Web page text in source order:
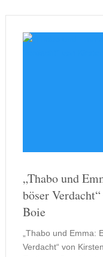
„Thabo und
böser
Boie
„Thabo und Emma:
Verdacht“ von